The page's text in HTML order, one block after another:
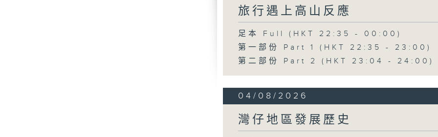
旅行遇上高山反應
足本 Full (HKT 22:35 - 00:00)
第一部份 Part 1 (HKT 22:35 - 23:00)
第二部份 Part 2 (HKT 23:04 - 24:00)
04/08/2026
灣仔地區發展歷史